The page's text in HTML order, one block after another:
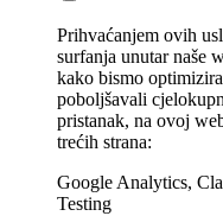
Prihvaćanjem ovih
surfanja unutar naše
kako bismo
poboljšavali
pristanak, na ovoj
trećih strana:
Google Analytics,
Testing